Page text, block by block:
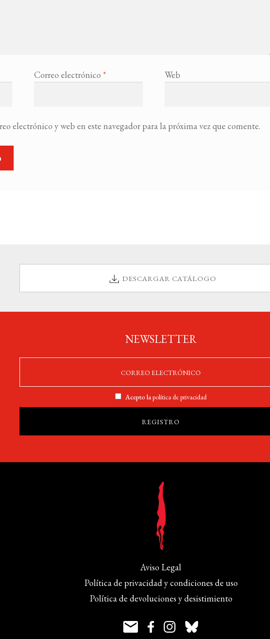
Correo electrónico * Web
electrónico y web en este navegador para la próxima vez que comente.
DESCARGAR CATÁLOGO
NEWSLETTER
Acepto lapolítica de privacidad
Aviso Legal
Política de privacidad y condiciones de uso
Política de devoluciones y desistimiento